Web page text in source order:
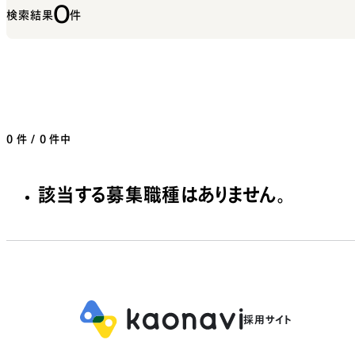
検索結果0件
0 件 / 0 件中
該当する募集職種はありません。